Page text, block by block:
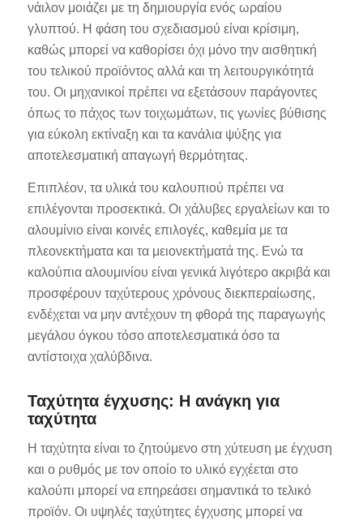
νάιλον μοιάζει με τη δημιουργία ενός ωραίου
γλυπτού. Η φάση του σχεδιασμού είναι κρίσιμη,
καθώς μπορεί να καθορίσει όχι μόνο την αισθητική
του τελικού προϊόντος αλλά και τη λειτουργικότητά
του. Οι μηχανικοί πρέπει να εξετάσουν παράγοντες
όπως το πάχος των τοιχωμάτων, τις γωνίες βύθισης
για εύκολη εκτίναξη και τα κανάλια ψύξης για
αποτελεσματική απαγωγή θερμότητας.
Επιπλέον, τα υλικά του καλουπιού πρέπει να
επιλέγονται προσεκτικά. Οι χάλυβες εργαλείων και το
αλουμίνιο είναι κοινές επιλογές, καθεμία με τα
πλεονεκτήματα και τα μειονεκτήματά της. Ενώ τα
καλούπια αλουμινίου είναι γενικά λιγότερο ακριβά και
προσφέρουν ταχύτερους χρόνους διεκπεραίωσης,
ενδέχεται να μην αντέχουν τη φθορά της παραγωγής
μεγάλου όγκου τόσο αποτελεσματικά όσο τα
αντίστοιχα χαλύβδινα.
Ταχύτητα έγχυσης: Η ανάγκη για
ταχύτητα
Η ταχύτητα είναι το ζητούμενο στη χύτευση με έγχυση
και ο ρυθμός με τον οποίο το υλικό εγχέεται στο
καλούπι μπορεί να επηρεάσει σημαντικά το τελικό
προϊόν. Οι υψηλές ταχύτητες έγχυσης μπορεί να